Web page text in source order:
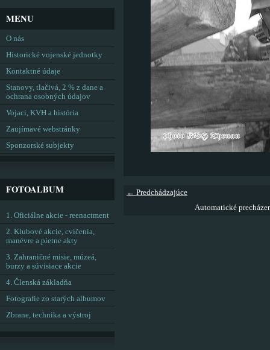
← Predchádzajúce
Automatické
MENU
O nás
Historické vojenské jednotky
Kontaktné údaje
Stanovy, tlačivá, 2 % z dane a
ochrana osobných údajov
Vojaci, KVH a história
Zaujímavé webstránky
Sponzorské subjekty
FOTOALBUM
1. Oficiálne akcie - reenactment
2. Klubové akcie, cvičenia,
manévre a pietne akty
3. Zahraničné misie, múzeá,
burzy a súvisiace akcie
4. Členská základňa
Fotografie zo starých albumov
Zbrane, technika a výstroj